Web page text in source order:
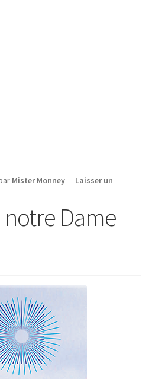
Mister Monney— Laisser un
Dame